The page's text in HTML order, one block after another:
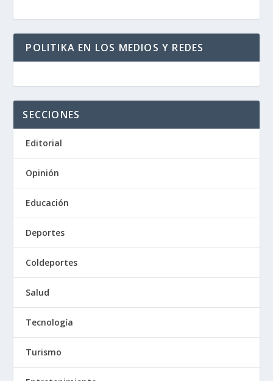
POLITIKA EN LOS MEDIOS Y REDES
SECCIONES
Editorial
Opinión
Educación
Deportes
Coldeportes
Salud
Tecnología
Turismo